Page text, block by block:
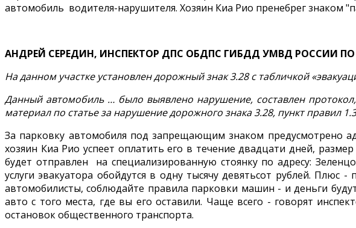
автомобиль водителя-нарушителя. Хозяин Киа Рио пренебрег знаком
АНДРЕЙ СЕРЕДИН, ИНСПЕКТОР ДПС ОБДПС ГИБДД УМВД РОССИИ
На данном участке установлен дорожный знак 3.28 с табличкой
Данный автомобиль … было выявлено нарушение, составлен
материал по статье за нарушение дорожного знака 3.28, пункт правил
За парковку автомобиля под запрещающим знаком предусмотрено
хозяин Киа Рио успеет оплатить его в течение двадцати дней,
будет отправлен на специализированную стоянку по адресу:
услуги эвакуатора обойдутся в одну тысячу девятьсот рублей.
автомобилисты, соблюдайте правила парковки машин - и деньги
авто с того места, где вы его оставили. Чаще всего - говорят
остановок общественного транспорта.